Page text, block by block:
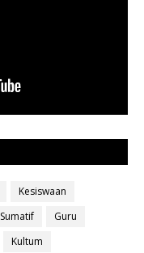
Kesiswaan
Sumatif
Guru
Kultum